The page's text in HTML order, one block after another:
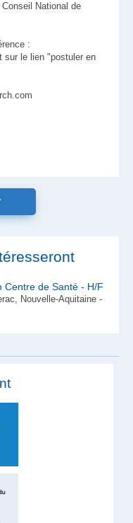
National de
:
sur le lien "postuler en
Centre de Santé - H/F
Nouvelle-Aquitaine -